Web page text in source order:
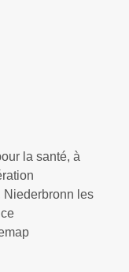
la santé, à
les